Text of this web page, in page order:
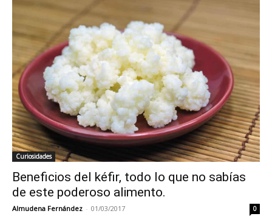
Curiosidades
Beneficios del kéfir, todo lo que no sabías
de este poderoso alimento.
Almudena Fernández - 01/03/2017 0